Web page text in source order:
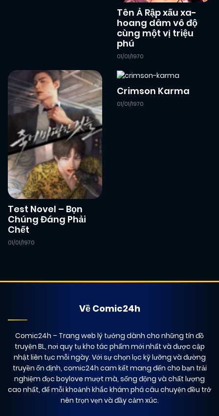
Tên Ả Rập xấu xa-
hoang dâm vô độ
cùng một vị triệu
phú
01/01/1970
Test Novel – Bọn
Chúng Đáng Phải
Chết
01/01/1970
Crimson Karma
01/01/1970
Về Comic24h
Comic24h – Trang web lý tưởng dành cho những tín đồ
truyện BL, nơi quy tụ kho tác phẩm mới nhất và được cập
nhật liên tục mỗi ngày. Với sự chọn lọc kỹ lưỡng và đường
truyền ổn định, comic24h cam kết mang đến cho bạn trải
nghiệm đọc boylove mượt mà, sống động và chất lượng
cao nhất, để mỗi khoảnh khắc khám phá câu chuyện đều trở
nên trọn vẹn và đầy cảm xúc.